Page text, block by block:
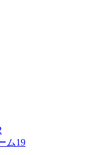
ム19